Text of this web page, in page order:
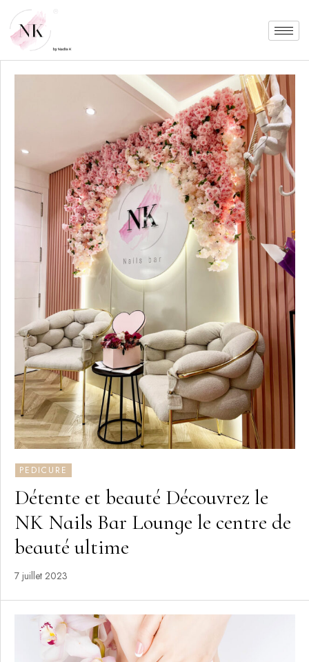
PEDICURE
Détente et beauté Découvrez le
NK Nails Bar Lounge le centre de
beauté ultime
7 juillet 2023